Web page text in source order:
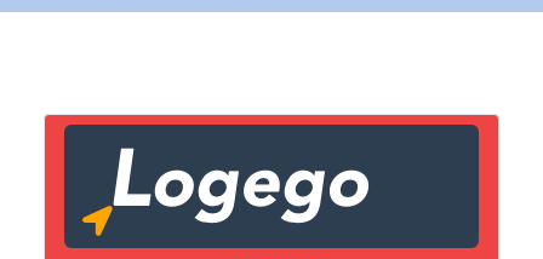
Lien vers inscription (sera inclus dans courriel)
Copier lien
X Fermer